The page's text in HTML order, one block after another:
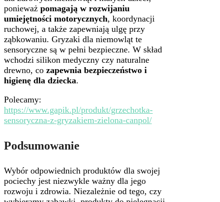
ponieważ pomagają w rozwijaniu
umiejętności motorycznych, koordynacji
ruchowej, a także zapewniają ulgę przy
ząbkowaniu. Gryzaki dla niemowląt te
sensoryczne są w pełni bezpieczne. W skład
wchodzi silikon medyczny czy naturalne
drewno, co zapewnia bezpieczeństwo i
higienę dla dziecka.
Polecamy:
https://www.gapik.pl/produkt/grzechotka-
sensoryczna-z-gryzakiem-zielona-canpol/
Podsumowanie
Wybór odpowiednich produktów dla swojej
pociechy jest niezwykle ważny dla jego
rozwoju i zdrowia. Niezależnie od tego, czy